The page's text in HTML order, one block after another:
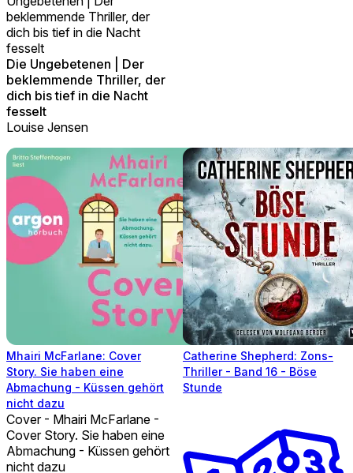
beklemmende Thriller, der
dich bis tief in die Nacht
fesselt
Die Ungebetenen | Der
beklemmende Thriller, der
dich bis tief in die Nacht
fesselt
Louise Jensen
Mhairi McFarlane: Cover
Story. Sie haben eine
Abmachung - Küssen gehört
nicht dazu
Cover - Mhairi McFarlane -
Cover Story. Sie haben eine
Abmachung - Küssen gehört
nicht dazu
Catherine Shepherd: Zons-
Thriller - Band 16 - Böse
Stunde